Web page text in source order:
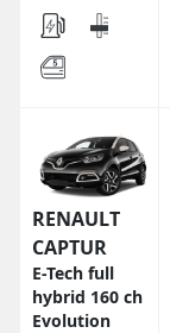
RENAULT
CAPTUR
E-Tech full
hybrid 160 ch
Evolution